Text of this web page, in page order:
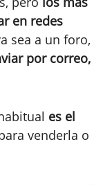
en redes
sea a un foro,
por correo,
es el
venderla o